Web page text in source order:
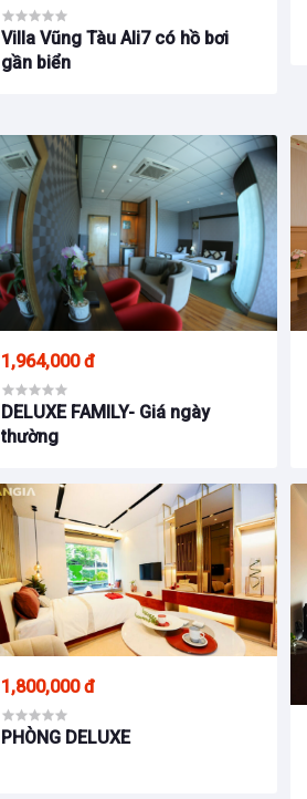
Villa Vũng Tàu Ali7 có hồ bơi
gần biển
1,964,000 đ
DELUXE FAMILY- Giá ngày
thường
1,800,000 đ
PHÒNG DELUXE